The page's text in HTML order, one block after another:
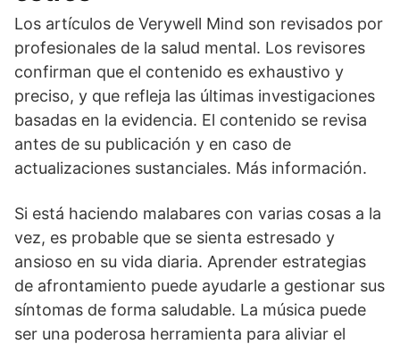
Los artículos de Verywell Mind son revisados por
profesionales de la salud mental. Los revisores
confirman que el contenido es exhaustivo y
preciso, y que refleja las últimas investigaciones
basadas en la evidencia. El contenido se revisa
antes de su publicación y en caso de
actualizaciones sustanciales. Más información.
Si está haciendo malabares con varias cosas a la
vez, es probable que se sienta estresado y
ansioso en su vida diaria. Aprender estrategias
de afrontamiento puede ayudarle a gestionar sus
síntomas de forma saludable. La música puede
ser una poderosa herramienta para aliviar el